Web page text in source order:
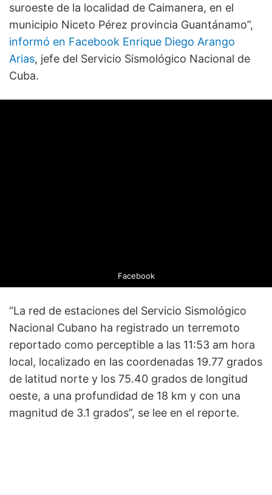
suroeste de la localidad de Caimanera, en el
municipio Niceto Pérez provincia Guantánamo”,
informó en Facebook Enrique Diego Arango
Arias, jefe del Servicio Sismológico Nacional de
Cuba.
Facebook
“La red de estaciones del Servicio Sismológico
Nacional Cubano ha registrado un terremoto
reportado como perceptible a las 11:53 am hora
local, localizado en las coordenadas 19.77 grados
de latitud norte y los 75.40 grados de longitud
oeste, a una profundidad de 18 km y con una
magnitud de 3.1 grados”, se lee en el reporte.